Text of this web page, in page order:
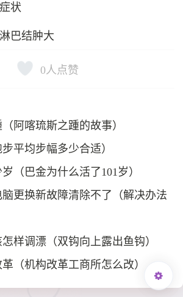
状
巴结肿大
0 人点赞
阿喀琉斯之踵的故事）
平均步幅多少合适）
（巴金为什么活了101岁）
脑更换新故障清除不了（解决办法
样调漂（双钩向上露出鱼钩）
（机构改革工商所怎么改）